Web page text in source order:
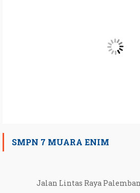
SMPN 7 MUARA ENIM
Jalan Lintas Raya